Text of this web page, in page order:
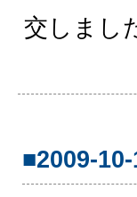
交しまし
■2009-